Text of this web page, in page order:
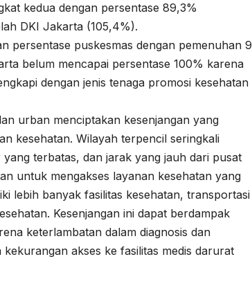
kedua dengan persentase 89,3%
DKI Jakarta (105,4%).
persentase puskesmas dengan pemenuhan 9
belum mencapai persentase 100% karena
dengan jenis tenaga promosi kesehatan
urban menciptakan kesenjangan yang
kesehatan. Wilayah terpencil seringkali
terbatas, dan jarak yang jauh dari pusat
untuk mengakses layanan kesehatan yang
lebih banyak fasilitas kesehatan, transportasi
Kesenjangan ini dapat berdampak
keterlambatan dalam diagnosis dan
akses ke fasilitas medis darurat